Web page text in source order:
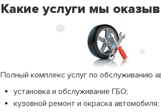
Какие услуги мы
Полный комплекс услуг по обслуживанию
установка и обслуживание ГБО;
кузовной ремонт и окраска автомобиля;